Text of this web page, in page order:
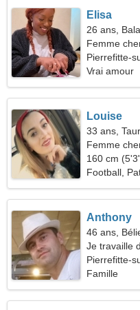
Elisa
26 ans,
Femme
Pierrefitte-
Vrai amour
Louise
33 ans,
Femme
160 cm
Football,
Anthony
46 ans,
Je travaille
femme
Pierrefitte-
Famille